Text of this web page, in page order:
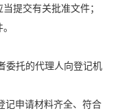
提交有关批准文件；
委托的代理人向登记机
记申请材料齐全、符合